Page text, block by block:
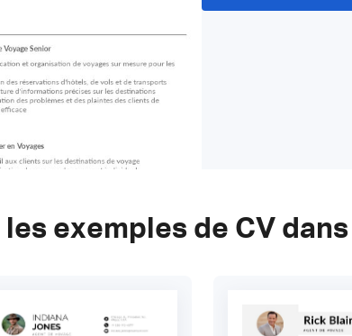
exemples de CV